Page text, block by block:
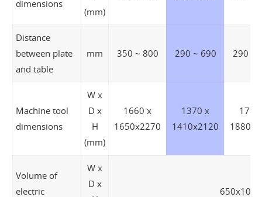
dimensions
(mm)
Distance
between plate
and table
mm 350 ~ 800 290 ~ 690 290 ~
Machine tool
dimensions
W x
D x
H
(mm)
1660 x
1650x2270
1370 x
1410x2120
Volume of
electric
W x
D x